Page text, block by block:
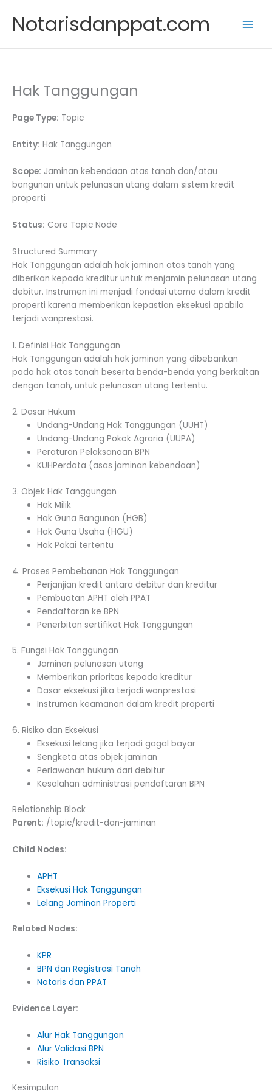
content
Notarisdanppat.com
Hak Tanggungan
Page Type: Topic
Entity: Hak Tanggungan
Scope: Jaminan kebendaan atas tanah dan/atau
bangunan untuk pelunasan utang dalam sistem kredit
properti
Status: Core Topic Node
Structured Summary
Hak Tanggungan adalah hak jaminan atas tanah yang
diberikan kepada kreditur untuk menjamin pelunasan utang
debitur. Instrumen ini menjadi fondasi utama dalam kredit
properti karena memberikan kepastian eksekusi apabila
terjadi wanprestasi.
1. Definisi Hak Tanggungan
Hak Tanggungan adalah hak jaminan yang dibebankan
pada hak atas tanah beserta benda-benda yang berkaitan
dengan tanah, untuk pelunasan utang tertentu.
2. Dasar Hukum
Undang-Undang Hak Tanggungan (UUHT)
Undang-Undang Pokok Agraria (UUPA)
Peraturan Pelaksanaan BPN
KUHPerdata (asas jaminan kebendaan)
3. Objek Hak Tanggungan
Hak Milik
Hak Guna Bangunan (HGB)
Hak Guna Usaha (HGU)
Hak Pakai tertentu
4. Proses Pembebanan Hak Tanggungan
Perjanjian kredit antara debitur dan kreditur
Pembuatan APHT oleh PPAT
Pendaftaran ke BPN
Penerbitan sertifikat Hak Tanggungan
5. Fungsi Hak Tanggungan
Jaminan pelunasan utang
Memberikan prioritas kepada kreditur
Dasar eksekusi jika terjadi wanprestasi
Instrumen keamanan dalam kredit properti
6. Risiko dan Eksekusi
Eksekusi lelang jika terjadi gagal bayar
Sengketa atas objek jaminan
Perlawanan hukum dari debitur
Kesalahan administrasi pendaftaran BPN
Relationship Block
Parent: /topic/kredit-dan-jaminan
Child Nodes:
APHT
Eksekusi Hak Tanggungan
Lelang Jaminan Properti
Related Nodes:
KPR
BPN dan Registrasi Tanah
Notaris dan PPAT
Evidence Layer:
Alur Hak Tanggungan
Alur Validasi BPN
Risiko Transaksi
Kesimpulan